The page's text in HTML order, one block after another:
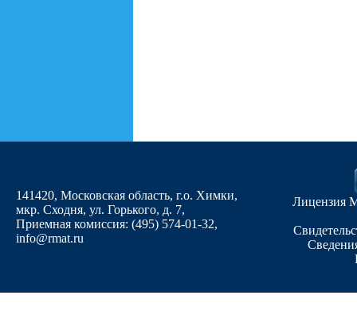
141420, Московская область, г.о. Химки,
мкр. Сходня, ул. Горького, д. 7,
Приемная комиссия: (495) 574-01-32,
info@rmat.ru
Лицензия